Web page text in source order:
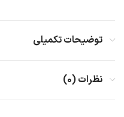
توضیحات تکمیلی
نظرات (۰)